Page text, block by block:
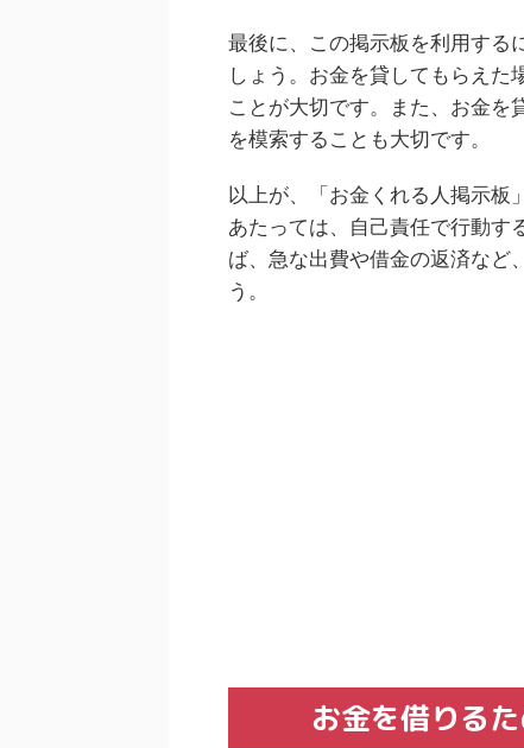
最後に、この掲示板を利用する
しょう。お金を貸してもらえた
ことが大切です。また、お金を
を模索することも大切です。
以上が、「お金くれる人掲示板
あたっては、自己責任で行動す
ば、急な出費や借金の返済など
う。
お金を借りる